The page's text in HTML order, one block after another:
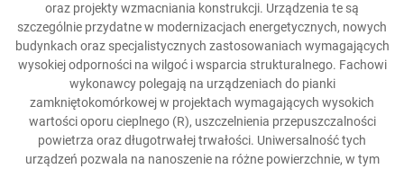
oraz projekty wzmacniania konstrukcji. Urządzenia te są
szczególnie przydatne w modernizacjach energetycznych, nowych
budynkach oraz specjalistycznych zastosowaniach wymagających
wysokiej odporności na wilgoć i wsparcia strukturalnego. Fachowi
wykonawcy polegają na urządzeniach do pianki
zamkniętokomórkowej w projektach wymagających wysokich
wartości oporu cieplnego (R), uszczelnienia przepuszczalności
powietrza oraz długotrwałej trwałości. Uniwersalność tych
urządzeń pozwala na nanoszenie na różne powierzchnie, w tym